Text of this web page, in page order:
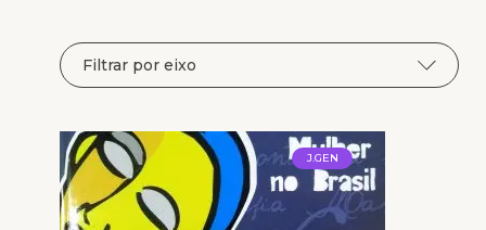
J.GEN